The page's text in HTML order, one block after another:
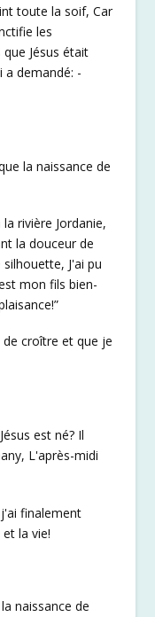
toute la soif, Car
les
Jésus était
a demandé: -
la naissance de
rivière Jordanie,
la douceur de
J'ai pu
mon fils bien-
de croître et que je
est né? Il
L'après-midi
finalement
la vie!
naissance de